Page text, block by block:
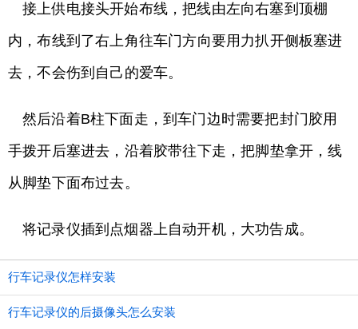
接上供电接头开始布线，把线由左向右塞到顶棚
内，布线到了右上角往车门方向要用力扒开侧板塞进
去，不会伤到自己的爱车。
然后沿着B柱下面走，到车门边时需要把封门胶用
手拨开后塞进去，沿着胶带往下走，把脚垫拿开，线
从脚垫下面布过去。
将记录仪插到点烟器上自动开机，大功告成。
行车记录仪怎样安装
行车记录仪的后摄像头怎么安装